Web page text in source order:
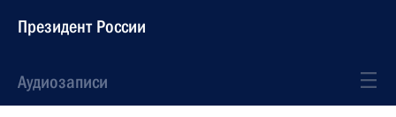
Президент России
Аудиозаписи